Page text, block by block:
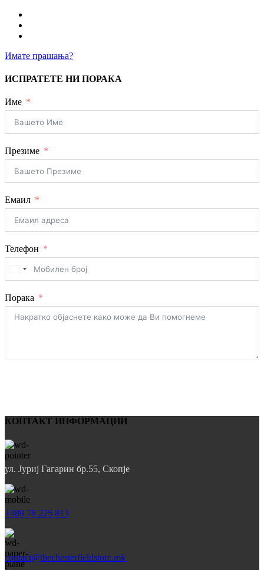
Имате прашања?
ИСПРАТЕТЕ НИ ПОРАКА
Име
Презиме
Емаил
Телефон
United
States
Порака
КОНТАКТ ИНФОРМАЦИИ
ул. Јуриј Гагарин бр.55, Скопје
+389 78 225 813
contact@thechesterfieldstore.mk